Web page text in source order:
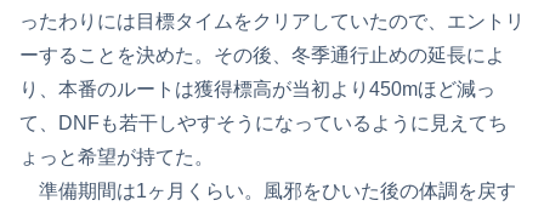
ったわりには目標タイムをクリアしていたので、エントリ
ーすることを決めた。その後、冬季通行止めの延長によ
り、本番のルートは獲得標高が当初より450mほど減っ
て、DNFも若干しやすそうになっているように見えてち
ょっと希望が持てた。
準備期間は1ヶ月くらい。風邪をひいた後の体調を戻す